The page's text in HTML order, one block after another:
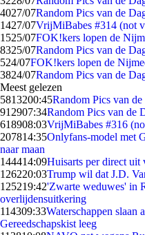
4027/07Random Pics van de
1427/07VrijMiBabes #314 (not
1525/07FOK!kers lopen de
8325/07Random Pics van de
524/07FOK!kers lopen de
3824/07Random Pics van de
Meest gelezen
5813200:45Random Pics van
912907:34Random Pics van de
618908:03VrijMiBabes #316
207814:35Onlyfans-model met
naar maan
144414:09Huisarts per direct uit
126220:03Trump wil dat J.D.
125219:42'Zwarte weduwes' in
overlijdensuitkering
114309:33Waterschappen slaan
Gereedschapskist leeg